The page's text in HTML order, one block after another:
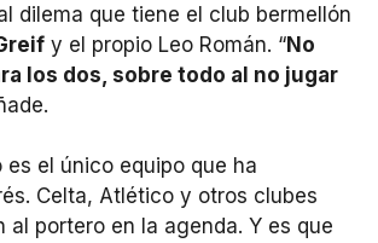
dilema que tiene el club bermellón
y el propio Leo Román. “No
los dos, sobre todo al no jugar
es el único equipo que ha
Celta, Atlético y otros clubes
al portero en la agenda. Y es que